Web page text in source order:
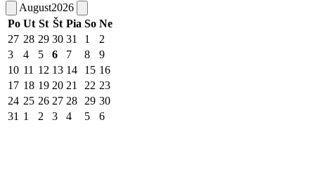
August2026
Po Ut St Št Pia So Ne
27 28 29 30 31 1
2
3
4 5 6 7 8
9
10 11 12 13 14 15 16
17 18 19 20 21 22 23
24 25 26 27 28 29 30
31 1 2 3 4 5 6